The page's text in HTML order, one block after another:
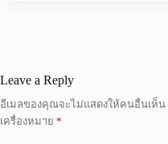
Leave a Reply
อีเมลของคุณจะไม่แสดงให้คนอื่นเห็น
เครื่องหมาย *